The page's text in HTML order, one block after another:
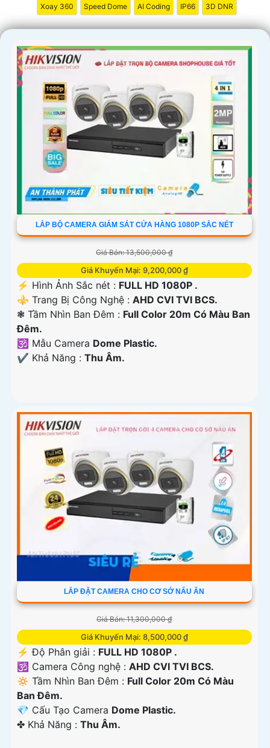
Xoay 360 Speed Dome AI Coding IP66 3D DNR
LẮP BỘ CAMERA GIÁM SÁT CỬA HÀNG 1080P SẮC NÉT
Giá Bán: 13,500,000 ₫
Giá Khuyến Mại: 9,200,000 ₫
️⚡ Hình Ảnh Sắc nét : FULL HD 1080P .
⚜️ Trang Bị Công Nghệ : AHD CVI TVI BCS.
❃ Tầm Nhìn Ban Đêm : Full Color 20m Có Màu Ban
Ðêm.
🕉️ Mẫu Camera Dome Plastic.
️✔️ Khả Năng : Thu Âm.
LẮP ĐẶT CAMERA CHO CƠ SỞ NẤU ĂN
Giá Bán: 11,300,000 ₫
Giá Khuyến Mại: 8,500,000 ₫
️⚡ Độ Phân giải : FULL HD 1080P .
🕉️ Camera Công nghệ : AHD CVI TVI BCS.
🔅 Tầm Nhìn Ban Đêm : Full Color 20m Có Màu
Ban Ðêm.
💎 Cấu Tạo Camera Dome Plastic.
️✤ Khả Năng : Thu Âm.